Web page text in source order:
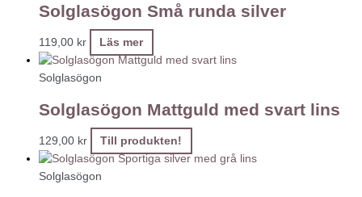
Solglasögon Små runda silver
119,00 kr Läs mer
Solglasögon
Solglasögon Mattguld med svart lins
129,00 kr Till produkten!
Solglasögon